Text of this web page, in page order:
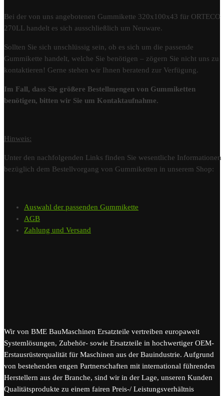
Bei der von uns angebotenen Gummikette 320x100x43 für ORTECO
270LL handelt es sich ausschließlich um Neuware.
Sollten Sie sich unschlüssig sein, ob es sich um die passende
Gummikette handelt, welche Sie benötigen – zögern Sie nicht uns zu
kontaktieren! Gerne stehen wir Ihnen beratend zur Verfügung.
Im Fall, dass Sie größere Bestellmengen von Gummiketten
benötigen, bitten wir Sie um Kontaktaufnahme.
Hinweis:
Unter den nachfolgenden Links finden Sie wesentliche Informationen
bezüglich dem Bestellvorgang von Gummiketten in unserem Shop:
Auswahl der passenden Gummikette
AGB
Zahlung und Versand
Wir von BME BauMaschinen Ersatzteile vertreiben europaweit
Systemlösungen, Zubehör- sowie Ersatzteile in hochwertiger OEM-
Erstausrüsterqualität für Maschinen aus der Bauindustrie. Aufgrund
von bestehenden engen Partnerschaften mit international führenden
Herstellern aus der Branche, sind wir in der Lage, unseren Kunden
Qualitätsprodukte zu einem fairen Preis-/ Leistungsverhältnis